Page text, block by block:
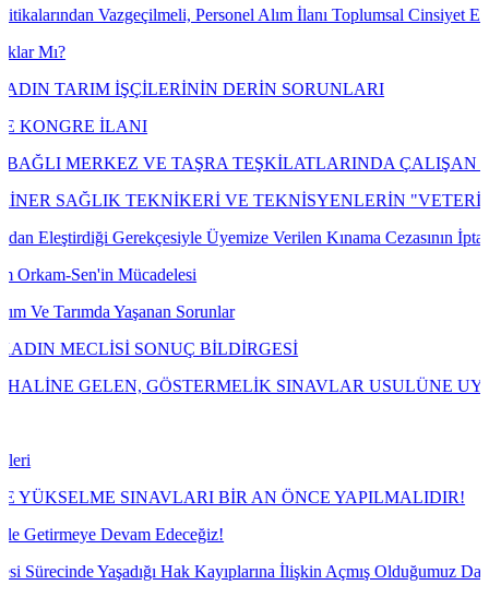
Vazgeçilmeli, Personel Alım İlanı Toplumsal Cinsiyet Eşitliği
İŞÇİLERİNİN DERİN SORUNLARI
İLANI
VE TAŞRA TEŞKİLATLARINDA ÇALIŞAN
TEKNİKERİ VE TEKNİSYENLERİN "VETERİNER
Gerekçesiyle Üyemize Verilen Kınama Cezasının İptali İçin
Mücadelesi
Yaşanan Sorunlar
SONUÇ BİLDİRGESİ
GÖSTERMELİK SINAVLAR USULÜNE UYGUN
SINAVLARI BİR AN ÖNCE YAPILMALIDIR!
Devam Edeceğiz!
Yaşadığı Hak Kayıplarına İlişkin Açmış Olduğumuz Davayı